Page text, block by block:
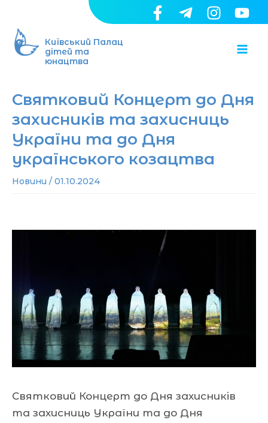
вмісту
Київський Палац
дітей та
юнацтва
Святковий Концерт до Дня
захисників та захисниць
України та до Дня
українського козацтва
Новини / 01.10.2024
Святковий Концерт до Дня захисників
та захисниць України та до Дня